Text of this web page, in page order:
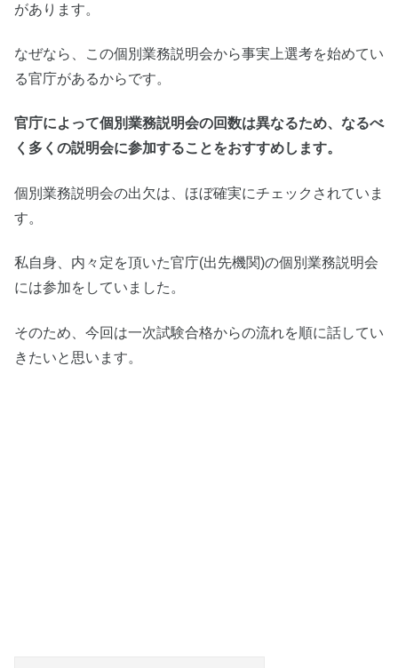
があります。
なぜなら、この個別業務説明会から事実上選考を始めてい
る官庁があるからです。
官庁によって個別業務説明会の回数は異なるため、なるべ
く多くの説明会に参加することをおすすめします。
個別業務説明会の出欠は、ほぼ確実にチェックされていま
す。
私自身、内々定を頂いた官庁(出先機関)の個別業務説明会
には参加をしていました。
そのため、今回は一次試験合格からの流れを順に話してい
きたいと思います。